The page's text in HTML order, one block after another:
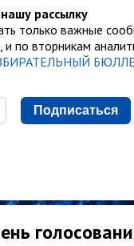
рассылку
только важные
и по вторникам
Подписаться